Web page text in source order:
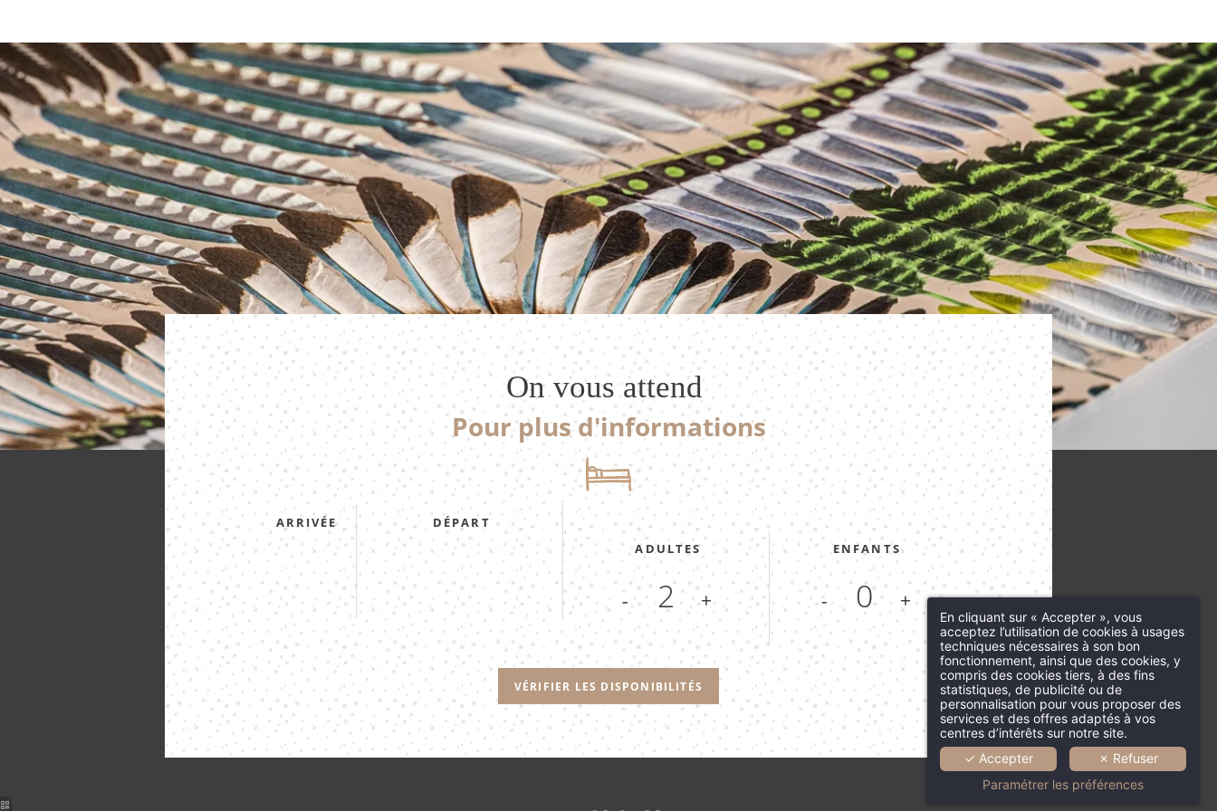
On vous attend
Pour plus d'informations
ARRIVÉE
DÉPART
ADULTES
- +
ENFANTS
- +
VÉRIFIER LES DISPONIBILITÉS
*Champs obligatoires
Les informations recueillies sur ce formulaire, vous concernant font l'objet d'un traitement destiné
exclusivement au traitement de votre demande. la durée de conservation des données est de 3ans.
Vous bénéficiez d'un droit d'accès, de rectification, de portabilité, d'effacement de celles-ci ou une
limitation du traitement. Vous pouvez vous opposer au traitement des données vous concernant et
disposez du droit de retirer votre consentement à tout moment en nous contactant directement.
Vous avez la possibilité d'introduire une réclamation auprès d'une autorité de contrôle si vous
estimez que ce traitement de données à caractère personnel ne répond pas aux exigences légales
en vigueur.
en vigueur.
En cliquant sur « Accepter », vous
acceptez l’utilisation de cookies à usages
techniques nécessaires à son bon
fonctionnement, ainsi que des cookies, y
compris des cookies tiers, à des fins
statistiques, de publicité ou de
personnalisation pour vous proposer des
services et des offres adaptés à vos
centres d’intérêts sur notre site.
✓ Accepter
✗ Refuser
Paramétrer les préférences